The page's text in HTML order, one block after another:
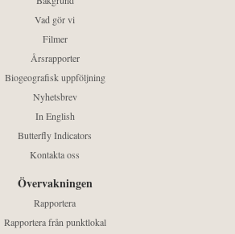
Vad gör vi
Filmer
Årsrapporter
Biogeografisk uppföljning
Nyhetsbrev
In English
Butterfly Indicators
Kontakta oss
Övervakningen
Rapportera
Rapportera från punktlokal